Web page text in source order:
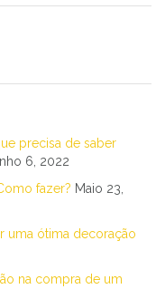
precisa de saber
6, 2022
fazer? Maio 23,
uma ótima decoração
na compra de um